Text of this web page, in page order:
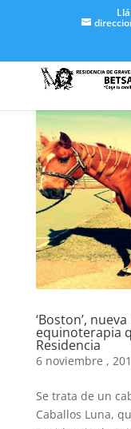
‘Boston’,
equinoterapia
Residencia
6 noviembre ,
Se trata de un
Caballos Luna,